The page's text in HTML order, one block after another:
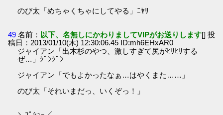
のび太「めちゃくちゃにしてやる」ﾆﾔﾘ
49 名前： 以下、名無しにかわりましてVIPがお送りします[] 投
稿日：2013/01/10(木) 12:30:06.45 ID:mh6EHxAR0
ジャイアン「出木杉のやつ、激しすぎて尻がﾋﾘﾋﾘする
ぜ…」ｼﾞﾝｼﾞﾝ
ジャイアン「でもよかったなぁ…はやくまた……」
のび太「それいまだっ、いくぞっ！」